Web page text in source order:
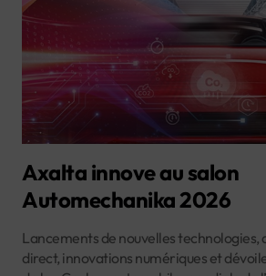
Axalta innove au salon
Automechanika 2026
Lancements de nouvelles technologies,
direct, innovations numériques et